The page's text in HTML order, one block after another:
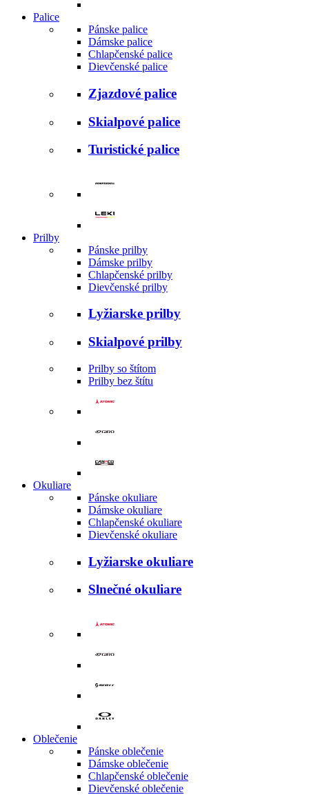
Palice
Pánske palice
Dámske palice
Chlapčenské palice
Dievčenské palice
Zjazdové palice
Skialpové palice
Turistické palice
Prilby
Pánske prilby
Dámske prilby
Chlapčenské prilby
Dievčenské prilby
Lyžiarske prilby
Skialpové prilby
Prilby so štítom
Prilby bez štítu
Okuliare
Pánske okuliare
Dámske okuliare
Chlapčenské okuliare
Dievčenské okuliare
Lyžiarske okuliare
Slnečné okuliare
Oblečenie
Pánske oblečenie
Dámske oblečenie
Chlapčenské oblečenie
Dievčenské oblečenie